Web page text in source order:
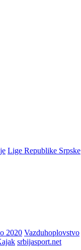
Lige Republike Srpske
2020 Vazduhoplovstvo
srbijasport.net